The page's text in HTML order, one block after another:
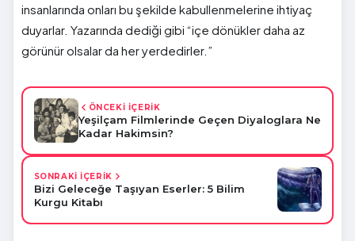
insanlarında onları bu şekilde kabullenmelerine ihtiyaç
duyarlar. Yazarında dediği gibi “içe dönükler daha az
görünür olsalar da her yerdedirler.”
ÖNCEKİ İÇERİK
Yeşilçam Filmlerinde Geçen Diyaloglara Ne
Kadar Hakimsin?
SONRAKİ İÇERİK
Bizi Geleceğe Taşıyan Eserler: 5 Bilim
Kurgu Kitabı